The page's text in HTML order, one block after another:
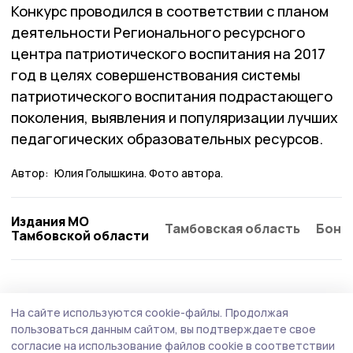
Конкурс проводился в соответствии с планом
деятельности Регионального ресурсного
центра патриотического воспитания на 2017
год в целях совершенствования системы
патриотического воспитания подрастающего
поколения, выявления и популяризации лучших
педагогических образовательных ресурсов.
Автор: Юлия Голышкина. Фото автора.
Издания МО
Тамбовской области
Тамбовская область
На сайте используются cookie-файлы. Продолжая
пользоваться данным сайтом, вы подтверждаете свое
согласие на использование файлов cookie в соответствии